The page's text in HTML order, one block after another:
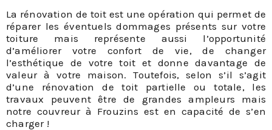
La rénovation de toit est une opération qui permet de
réparer les éventuels dommages présents sur votre
toiture mais représente aussi l’opportunité
d’améliorer votre confort de vie, de changer
l’esthétique de votre toit et donne davantage de
valeur à votre maison. Toutefois, selon s’il s’agit
d’une rénovation de toit partielle ou totale, les
travaux peuvent être de grandes ampleurs mais
notre couvreur à Frouzins est en capacité de s’en
charger !